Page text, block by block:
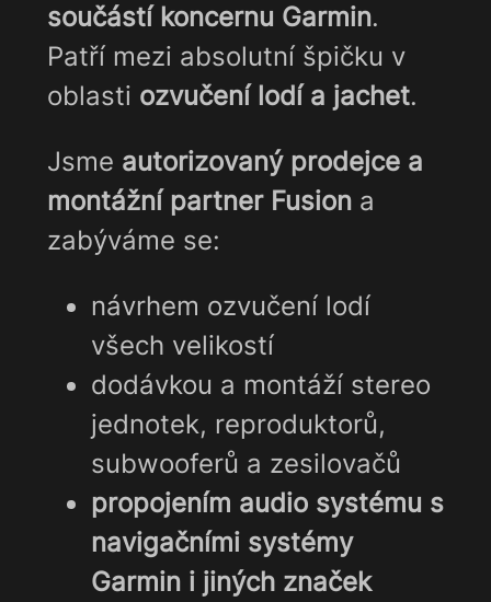
součástí koncernu Garmin.
Patří mezi absolutní špičku v
oblasti ozvučení lodí a jachet.
Jsme autorizovaný prodejce a
montážní partner Fusiona
zabýváme se:
návrhem ozvučení lodí
všech velikostí
dodávkou a montáží stereo
jednotek, reproduktorů,
subwooferů a zesilovačů
propojením audio systému s
navigačními systémy
Garmin i jiných značek